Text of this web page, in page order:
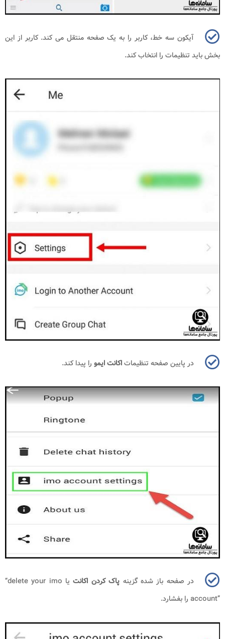
آیکون سه خط، کاربر را به یک صفحه منتقل می کند. کاربر از این
بخش باید تنظیمات را انتخاب کند.
در پایین صفحه تنظیماتاکانت ایمو را پیدا کند.
در صفحه باز شده گزینه پاک کردن اکانت یا “delete your imo
account” را بفشارد.